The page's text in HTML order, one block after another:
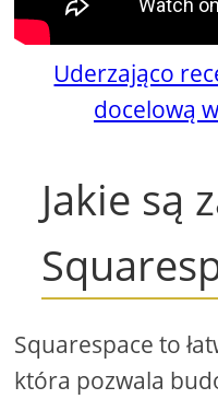
Uderzająco
docelową
Jakie są
Squarespace to
która pozwala